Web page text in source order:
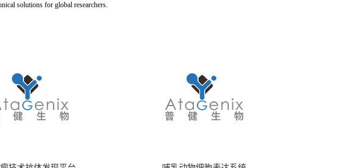
solutions for global researchers.